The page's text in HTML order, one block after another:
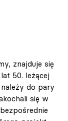
znajduje się
50. leżącej
do pary
się w